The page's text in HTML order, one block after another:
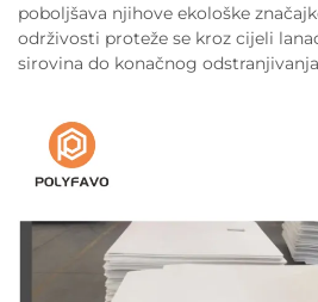
poboljšava njihove ekološke
održivosti proteže se kroz cijeli
sirovina do konačnog